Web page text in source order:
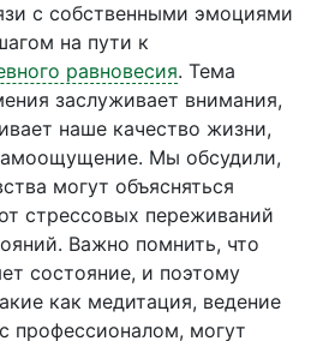
с собственными эмоциями
на пути к
равновесия. Тема
заслуживает внимания,
наше качество жизни,
Мы обсудили,
могут объясняться
стрессовых переживаний
Важно помнить, что
состояние, и поэтому
как медитация, ведение
профессионалом, могут